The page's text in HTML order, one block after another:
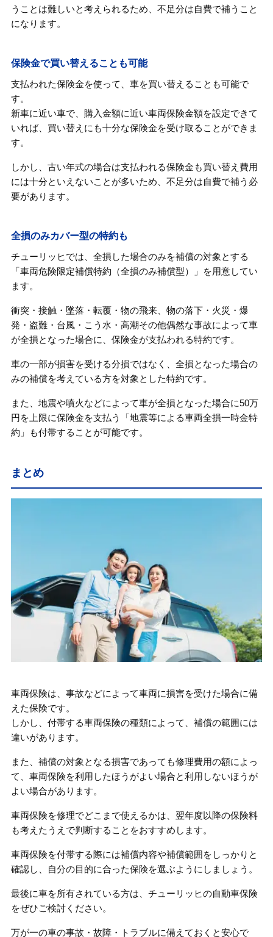
うことは難しいと考えられるため、不足分は自費で補うこと
になります。
保険金で買い替えることも可能
支払われた保険金を使って、車を買い替えることも可能で
す。
新車に近い車で、購入金額に近い車両保険金額を設定できて
いれば、買い替えにも十分な保険金を受け取ることができま
す。
しかし、古い年式の場合は支払われる保険金も買い替え費用
には十分といえないことが多いため、不足分は自費で補う必
要があります。
全損のみカバー型の特約も
チューリッヒでは、全損した場合のみを補償の対象とする
「車両危険限定補償特約（全損のみ補償型）」を用意してい
ます。
衝突・接触・墜落・転覆・物の飛来、物の落下・火災・爆
発・盗難・台風・こう水・高潮その他偶然な事故によって車
が全損となった場合に、保険金が支払われる特約です。
車の一部が損害を受ける分損ではなく、全損となった場合の
みの補償を考えている方を対象とした特約です。
また、地震や噴火などによって車が全損となった場合に50万
円を上限に保険金を支払う「地震等による車両全損一時金特
約」も付帯することが可能です。
まとめ
車両保険は、事故などによって車両に損害を受けた場合に備
えた保険です。
しかし、付帯する車両保険の種類によって、補償の範囲には
違いがあります。
また、補償の対象となる損害であっても修理費用の額によっ
て、車両保険を利用したほうがよい場合と利用しないほうが
よい場合があります。
車両保険を修理でどこまで使えるかは、翌年度以降の保険料
も考えたうえで判断することをおすすめします。
車両保険を付帯する際には補償内容や補償範囲をしっかりと
確認し、自分の目的に合った保険を選ぶようにしましょう。
最後に車を所有されている方は、チューリッヒの自動車保険
をぜひご検討ください。
万が一の車の事故・故障・トラブルに備えておくと安心で